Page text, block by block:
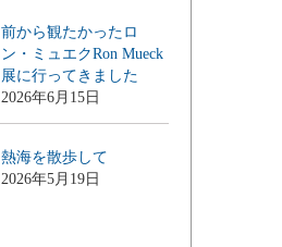
前から観たかったロ
ン・ミュエクRon Mueck
展に行ってきました
2026年6月15日
熱海を散歩して
2026年5月19日